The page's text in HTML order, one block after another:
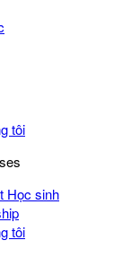
tôi
Học sinh
tôi